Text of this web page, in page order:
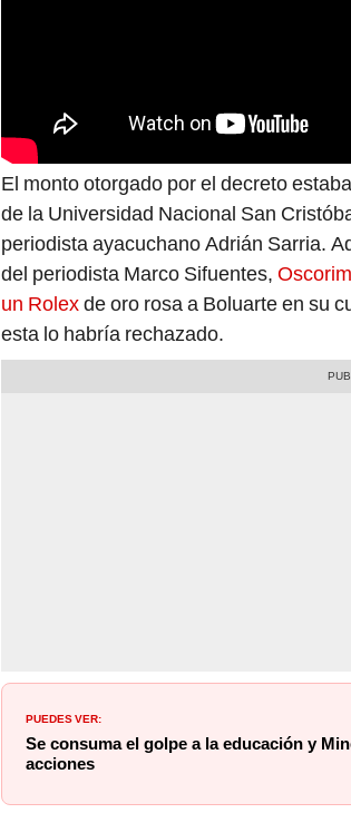
El monto otorgado por el decreto
de la Universidad Nacional San
periodista ayacuchano Adrián Sarria.
del periodista Marco Sifuentes,
un Rolexde oro rosa a Boluarte en su
esta lo habría rechazado.
PUEDES VER:
Se consuma el golpe a la educación y
acciones